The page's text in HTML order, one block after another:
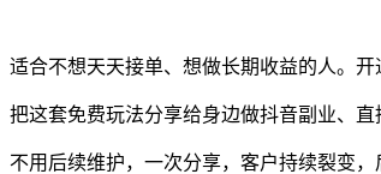
适合不想天天接单、想做长期收益的人。
把这套免费玩法分享给身边做抖音副业、
不用后续维护，一次分享，客户持续裂变